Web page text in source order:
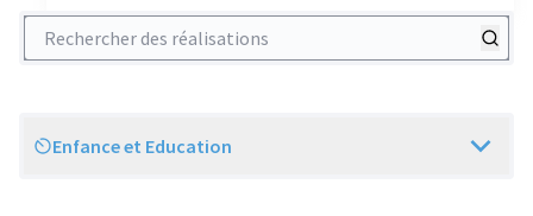
Rechercher des réalisations
Scope
Enfance et Education